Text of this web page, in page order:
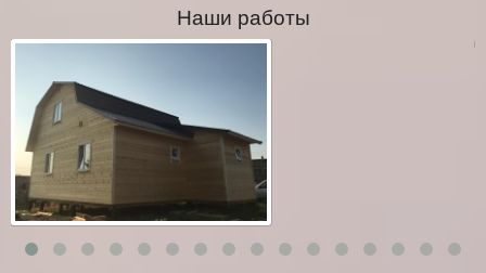
Наши работы